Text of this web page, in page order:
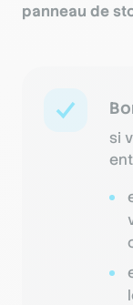
panneau de
si